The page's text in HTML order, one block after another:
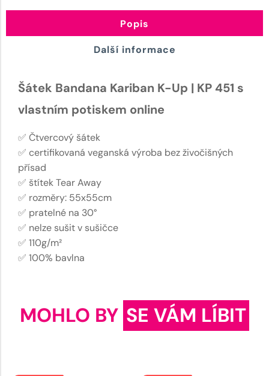
Popis
Další informace
Šátek Bandana Kariban K-Up | KP 451 s
vlastním potiskem online
✅ Čtvercový šátek
✅ certifikovaná veganská výroba bez živočišných
přísad
✅ štítek Tear Away
✅ rozměry: 55x55cm
✅ pratelné na 30°
✅ nelze sušit v sušičce
✅ 110g/m²
✅ 100% bavlna
MOHLO BY SE VÁM LÍBIT